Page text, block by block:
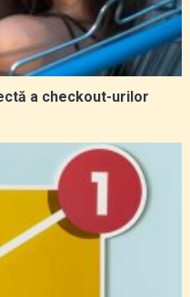
a checkout-urilor